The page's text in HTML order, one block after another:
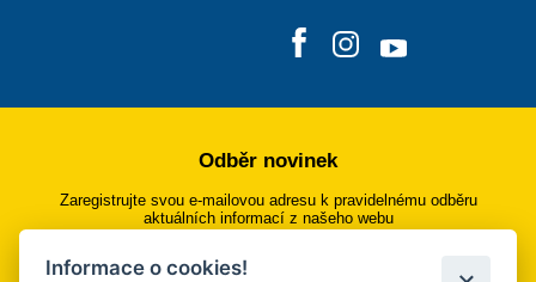
Odběr novinek
Zaregistrujte svou e-mailovou adresu k pravidelnému odběru
aktuálních informací z našeho webu
Přihlásit se k odběru
Informace o cookies!